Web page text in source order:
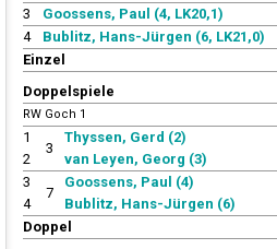
3
Goossens, Paul (4, LK20,1)
4
Bublitz, Hans-Jürgen (6, LK21,0)
Einzel
Doppelspiele
RW Goch 1
1
2
3
Thyssen, Gerd (2)
van Leyen, Georg (3)
3
4
7
Goossens, Paul (4)
Bublitz, Hans-Jürgen (6)
Doppel